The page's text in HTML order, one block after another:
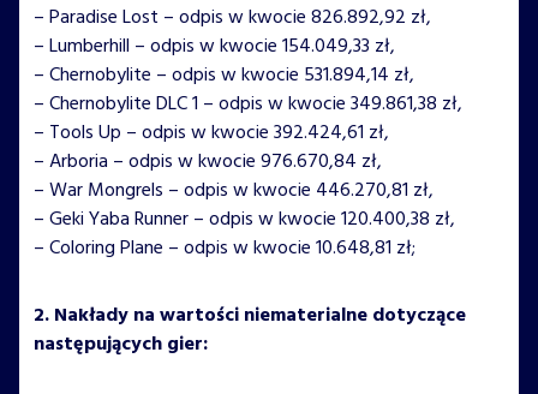
– Paradise Lost – odpis w kwocie 826.892,92 zł,
– Lumberhill – odpis w kwocie 154.049,33 zł,
– Chernobylite – odpis w kwocie 531.894,14 zł,
– Chernobylite DLC 1 – odpis w kwocie 349.861,38 zł,
– Tools Up – odpis w kwocie 392.424,61 zł,
– Arboria – odpis w kwocie 976.670,84 zł,
– War Mongrels – odpis w kwocie 446.270,81 zł,
– Geki Yaba Runner – odpis w kwocie 120.400,38 zł,
– Coloring Plane – odpis w kwocie 10.648,81 zł;
2. Nakłady na wartości niematerialne dotyczące
następujących gier: